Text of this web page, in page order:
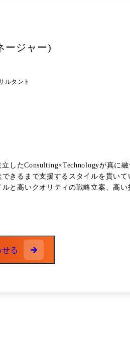
ージャー)
ルタント
したConsulting×Technologyが真に
援するスタイルを貫いています。 その
と高いクオリティの戦略立案、高
それを支える質の高いアプリケーシ
●主なプロジェクト事例(一部抜粋/
イナミクスプライシングを活用した
技術・イノベーション政策の策定支
る